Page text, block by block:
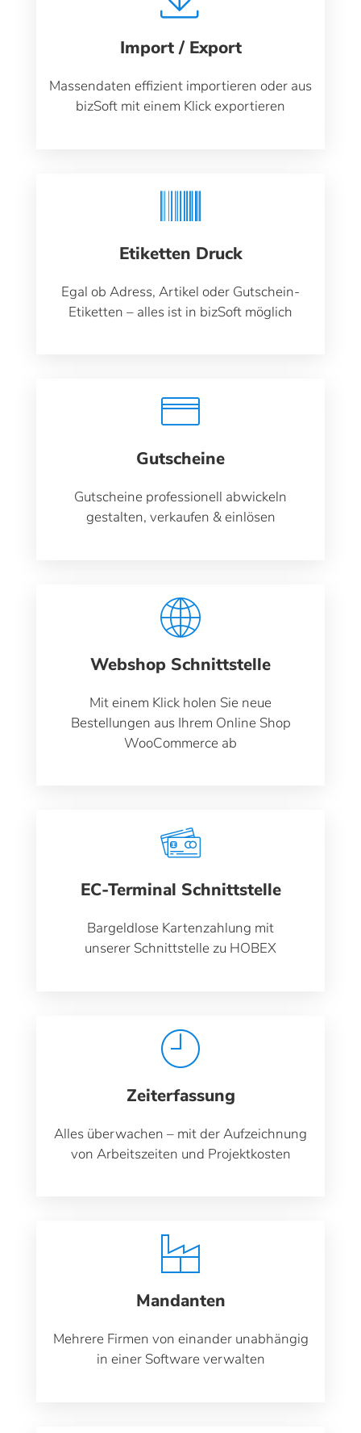
Import / Export
Massendaten effizient importieren oder aus
bizSoft mit einem Klick exportieren
Etiketten Druck
Egal ob Adress, Artikel oder Gutschein-
Etiketten – alles ist in bizSoft möglich
Gutscheine
Gutscheine professionell abwickeln
gestalten, verkaufen & einlösen
Webshop Schnittstelle
Mit einem Klick holen Sie neue
Bestellungen aus Ihrem Online Shop
WooCommerce ab
EC-Terminal Schnittstelle
Bargeldlose Kartenzahlung mit
unserer Schnittstelle zu HOBEX
Zeiterfassung
Alles überwachen – mit der Aufzeichnung
von Arbeitszeiten und Projektkosten
Mandanten
Mehrere Firmen von einander unabhängig
in einer Software verwalten